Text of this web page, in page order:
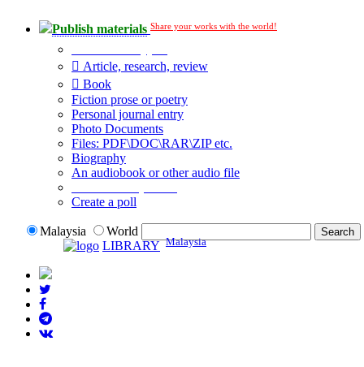
Publish materials Share your works with the world!
Article, research, review
Book
Fiction prose or poetry
Personal journal entry
Photo Documents
Files: PDF\DOC\RAR\ZIP etc.
Biography
An audiobook or other audio file
Create a poll
Malaysia
World
LIBRARY Malaysia